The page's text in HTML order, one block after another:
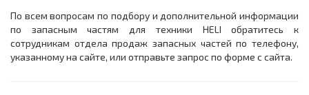
По всем вопросам по подбору и дополнительной информации
по запасным частям для техники HELI обратитесь к
сотрудникам отдела продаж запасных частей по телефону,
указанному на сайте, или отправьте запрос по форме с сайта.